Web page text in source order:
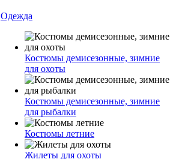
Одежда
Костюмы демисезонные, зимние
для охоты
Костюмы демисезонные, зимние
для рыбалки
Костюмы летние
Жилеты для охоты